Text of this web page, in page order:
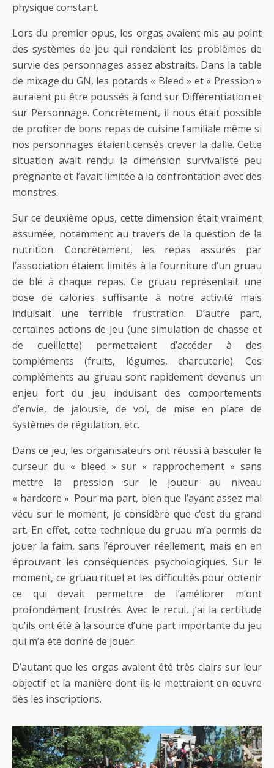
physique constant.
Lors du premier opus, les orgas avaient mis au point
des systèmes de jeu qui rendaient les problèmes de
survie des personnages assez abstraits. Dans la table
de mixage du GN, les potards « Bleed » et « Pression »
auraient pu être poussés à fond sur Différentiation et
sur Personnage. Concrètement, il nous était possible
de profiter de bons repas de cuisine familiale même si
nos personnages étaient censés crever la dalle. Cette
situation avait rendu la dimension survivaliste peu
prégnante et l’avait limitée à la confrontation avec des
monstres.
Sur ce deuxième opus, cette dimension était vraiment
assumée, notamment au travers de la question de la
nutrition. Concrètement, les repas assurés par
l’association étaient limités à la fourniture d’un gruau
de blé à chaque repas. Ce gruau représentait une
dose de calories suffisante à notre activité mais
induisait une terrible frustration. D’autre part,
certaines actions de jeu (une simulation de chasse et
de cueillette) permettaient d’accéder à des
compléments (fruits, légumes, charcuterie). Ces
compléments au gruau sont rapidement devenus un
enjeu fort du jeu induisant des comportements
d’envie, de jalousie, de vol, de mise en place de
systèmes de régulation, etc.
Dans ce jeu, les organisateurs ont réussi à basculer le
curseur du « bleed » sur « rapprochement » sans
mettre la pression sur le joueur au niveau
« hardcore ». Pour ma part, bien que l’ayant assez mal
vécu sur le moment, je considère que c’est du grand
art. En effet, cette technique du gruau m’a permis de
jouer la faim, sans l’éprouver réellement, mais en en
éprouvant les conséquences psychologiques. Sur le
moment, ce gruau rituel et les difficultés pour obtenir
ce qui devait permettre de l’améliorer m’ont
profondément frustrés. Avec le recul, j’ai la certitude
qu’ils ont été à la source d’une part importante du jeu
qui m’a été donné de jouer.
D’autant que les orgas avaient été très clairs sur leur
objectif et la manière dont ils le mettraient en œuvre
dès les inscriptions.